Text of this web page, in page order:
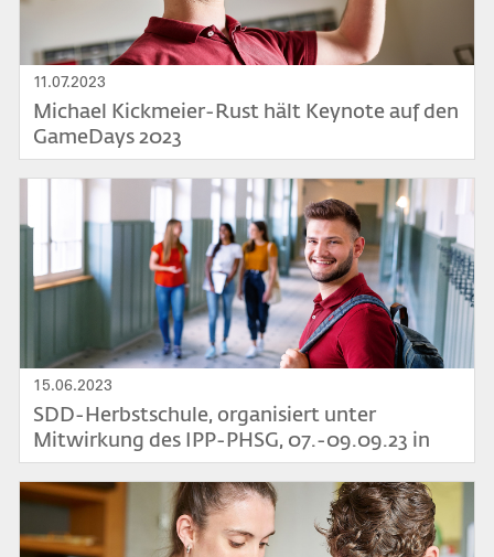
11.07.2023
Michael Kickmeier-Rust hält Keynote auf den
GameDays 2023
15.06.2023
SDD-Herbstschule, organisiert unter
Mitwirkung des IPP-PHSG, 07.-09.09.23 in
Zürich
Bild